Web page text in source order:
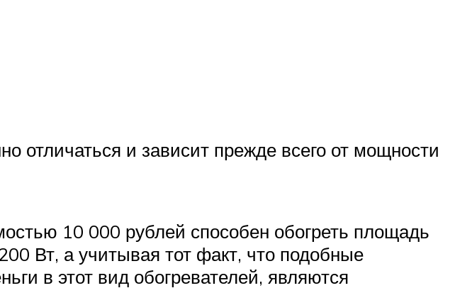
отличаться и зависит прежде всего от мощности
10 000 рублей способен обогреть площадь
Вт, а учитывая тот факт, что подобные
в этот вид обогревателей, являются